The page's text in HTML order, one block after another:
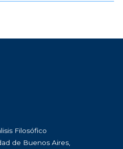
Filosófico
de Buenos Aires,